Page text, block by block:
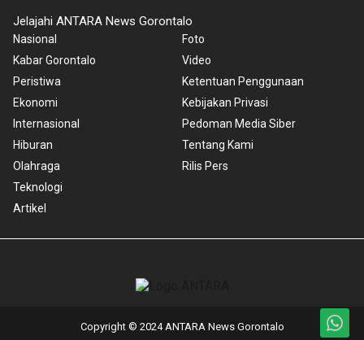
Jelajahi ANTARA News Gorontalo
Nasional
Kabar Gorontalo
Peristiwa
Ekonomi
Internasional
Hiburan
Olahraga
Teknologi
Artikel
Foto
Video
Ketentuan Penggunaan
Kebijakan Privasi
Pedoman Media Siber
Tentang Kami
Rilis Pers
Copyright © 2024 ANTARA News Gorontalo